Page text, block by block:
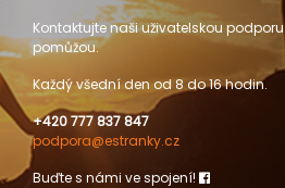
Kontaktujte naši uživatelskou
pomůžou.
Každý všední den od 8 do 16 hodin.
+420 777 837 847
podpora@estranky.cz
Buďte s námi ve spojení!